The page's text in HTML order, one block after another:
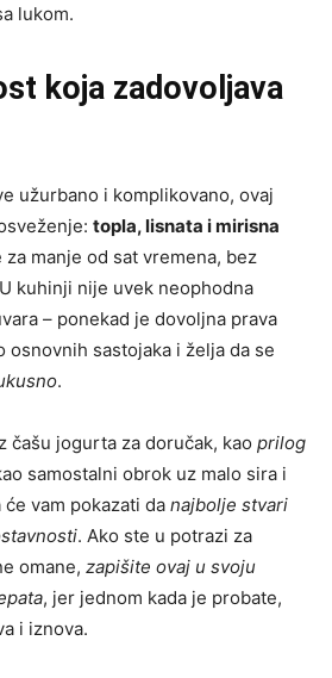
lukom.
koja zadovoljava
užurbano i komplikovano, ovaj
topla, lisnata i mirisna
za manje od sat vremena, bez
kuhinji nije uvek neophodna
– ponekad je dovoljna prava
osnovnih sastojaka i želja da se
.
čašu jogurta za doručak, kao prilog
samostalni obrok uz malo sira i
će vam pokazati da najbolje stvari
. Ako ste u potrazi za
omane, zapišite ovaj u svoju
, jer jednom kada je probate,
i iznova.